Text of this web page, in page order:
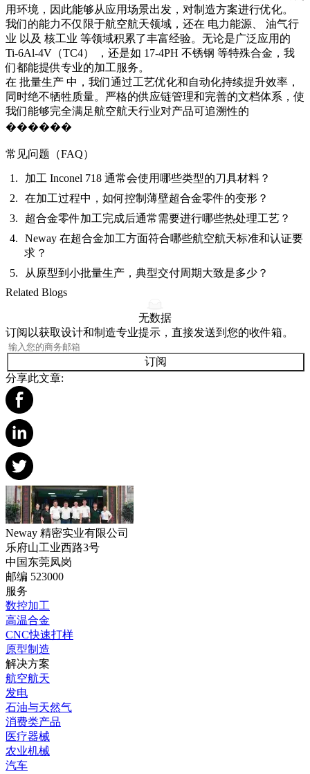
用环境，因此能够从应用场景出发，对制造方案进行优化。
我们的能力不仅限于航空航天领域，还在 电力能源
油气行
业 以及 核工业 等领域积累了丰富经验。无论是广泛应用的
Ti-6Al-4V（TC4）
，还是如 17-4PH 不锈钢 等特殊合金，我
们都能提供专业的加工服务。
在 批量生产 中，我们通过工艺优化和自动化持续提升效率，
同时绝不牺牲质量。严格的供应链管理和完善的文档体系，使
我们能够完全满足航空航天行业对产品可追溯性的
������
常见问题（FAQ）
加工 Inconel 718 通常会使用哪些类型的刀具材料？
在加工过程中，如何控制薄壁超合金零件的变形？
超合金零件加工完成后通常需要进行哪些热处理工艺？
Neway 在超合金加工方面符合哪些航空航天标准和认证要
求？
从原型到小批量生产，典型交付周期大致是多少？
Related Blogs
无数据
订阅以获取设计和制造专业提示，直接发送到您的收件箱。
订阅
分享此文章:
Neway 精密实业有限公司
乐府山工业西路3号
中国东莞凤岗
邮编 523000
服务
数控加工
高温合金
CNC快速打样
原型制造
解决方案
航空航天
发电
石油与天然气
消费类产品
医疗器械
农业机械
汽车